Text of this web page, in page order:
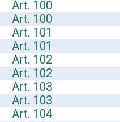
Art. 100
Art. 100
Art. 101
Art. 101
Art. 102
Art. 102
Art. 103
Art. 103
Art. 104